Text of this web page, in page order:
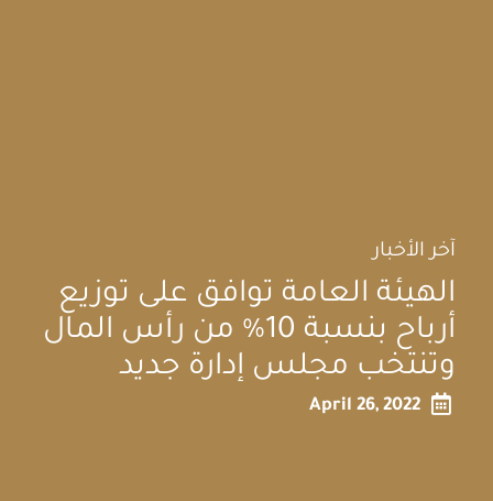
آخر الأخبار
الهيئة العامة توافق على توزيع
أرباح بنسبة 10% من رأس المال
وتنتخب مجلس إدارة جديد

April 26, 2022